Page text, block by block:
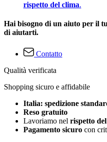
rispetto del clima.
Hai bisogno di un aiuto per il
di aiutarti.
Contatto
Qualità verificata
Shopping sicuro e affidabile
Italia: spedizione
Reso gratuito
Lavoriamo nel rispetto
Pagamento sicuro con